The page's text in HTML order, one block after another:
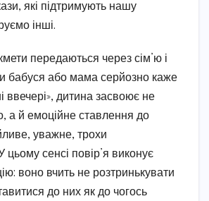
які підтримують нашу
інші.
передаються через сім’ю і
бабуся або мама серйозно каже
ввечері», дитина засвоює не
а й емоційне ставлення до
уважне, трохи
цьому сенсі повір’я виконує
воно вчить не розтринькувати
до них як до чогось